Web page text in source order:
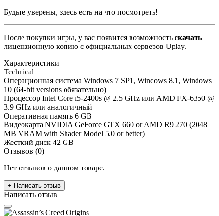
Будьте уверены, здесь есть на что посмотреть!
После покупки игры, у вас появится возможность скачать
лицензионную копию с официальных серверов Uplay.
Характеристики
Technical
Операционная система Windows 7 SP1, Windows 8.1, Windows
10 (64-bit versions обязательно)
Процессор Intel Core i5-2400s @ 2.5 GHz или AMD FX-6350 @
3.9 GHz или аналогичный
Оперативная память 6 GB
Видеокарта NVIDIA GeForce GTX 660 or AMD R9 270 (2048
MB VRAM with Shader Model 5.0 or better)
Жесткий диск 42 GB
Отзывов (0)
Нет отзывов о данном товаре.
+ Написать отзыв
Написать отзыв